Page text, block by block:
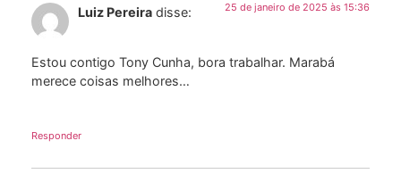
Luiz Pereira disse: 25 de janeiro de 2025 às 15:36
Estou contigo Tony Cunha, bora trabalhar. Marabá
merece coisas melhores…
Responder